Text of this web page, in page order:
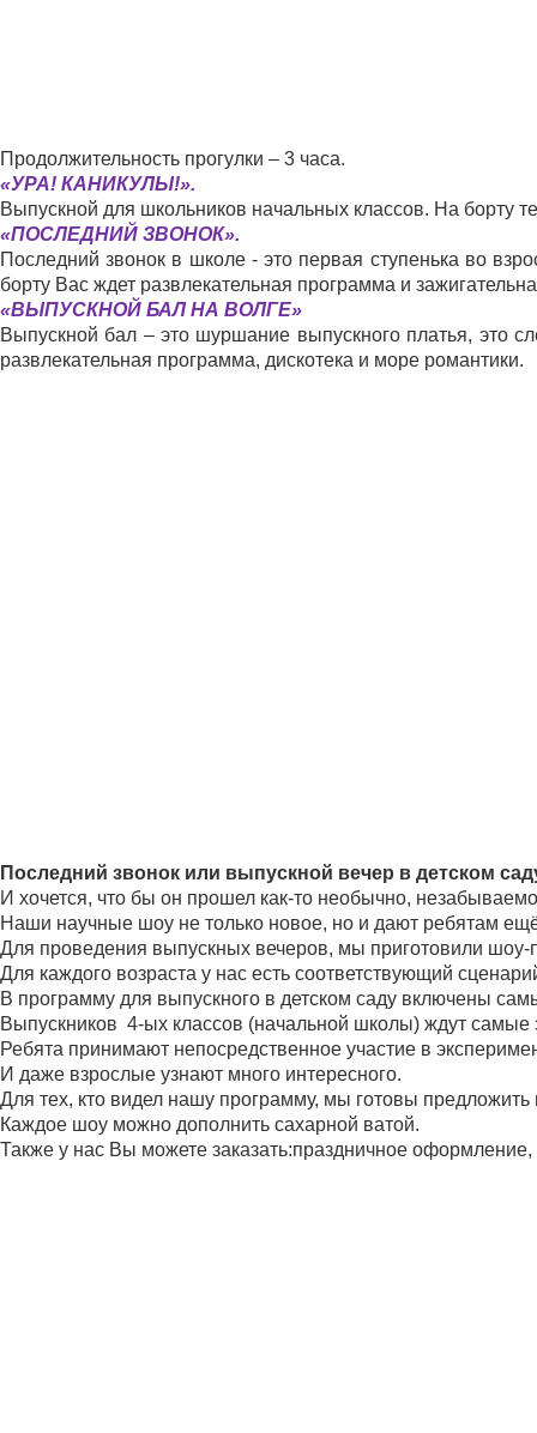
Продолжительность прогулки – 3 часа.
«УРА! КАНИКУЛЫ!».
Выпускной для школьников начальных классов. На борту
«ПОСЛЕДНИЙ ЗВОНОК».
Последний звонок в школе - это первая ступенька во
борту Вас ждет развлекательная программа и
«ВЫПУСКНОЙ БАЛ НА ВОЛГЕ»
Выпускной бал – это шуршание выпускного платья, это
развлекательная программа, дискотека и море романтики.
Последний звонок или выпускной вечер в детском
И хочется, что бы он прошел как-то необычно,
Наши научные шоу не только новое, но и дают ребятам
Для проведения выпускных вечеров, мы приготовили
Для каждого возраста у нас есть соответствующий
В программу для выпускного в детском саду включены
Выпускников 4-ых классов (начальной школы) ждут
Ребята принимают непосредственное участие в
И даже взрослые узнают много интересного.
Для тех, кто видел нашу программу, мы готовы
Каждое шоу можно дополнить сахарной ватой.
Также у нас Вы можете заказать:праздничное